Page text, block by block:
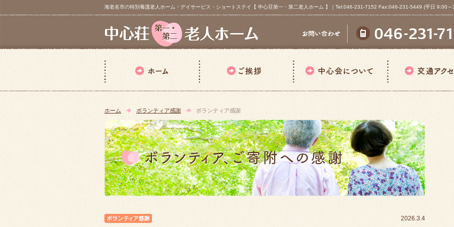
海老名市の特別養護老人ホーム・デイサービス・ショートステイ【 中心荘第一・第二老人ホーム 】｜Tel:046-231-7152 Fax:046-231-5449 (平日 9:00
ホーム ボランティア感謝 ボランティア感謝
2026.3.4